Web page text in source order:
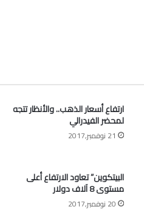
ارتفاع أسعار الذهب.. والأنظار تتجه
لمحضر الفيدرالي
21 نوفمبر,2017
البيتكوين” تعاود الارتفاع أعلى
مستوى 8 آلاف دولار
20 نوفمبر,2017